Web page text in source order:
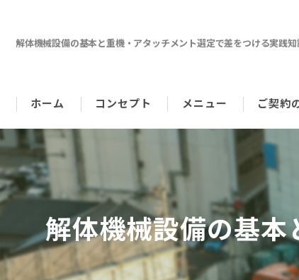
解体機械設備の基本と重機・アタッチメント選定で差をつける実践知
ホーム コンセプト メニュー ご契約
解体機械設備の基